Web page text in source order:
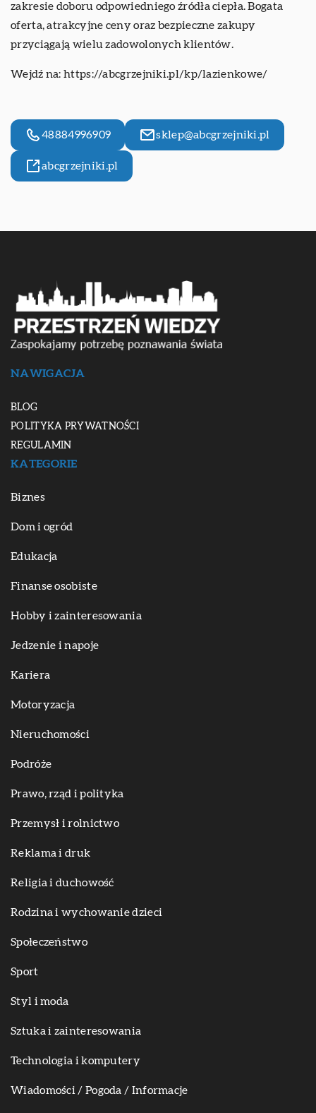
zakresie doboru odpowiedniego źródła ciepła. Bogata
oferta, atrakcyjne ceny oraz bezpieczne zakupy
przyciągają wielu zadowolonych klientów.
Wejdź na: https://abcgrzejniki.pl/kp/lazienkowe/
48884996909 sklep@abcgrzejniki.pl
abcgrzejniki.pl
NAWIGACJA
BLOG
POLITYKA PRYWATNOŚCI
REGULAMIN
KATEGORIE
Biznes
Dom i ogród
Edukacja
Finanse osobiste
Hobby i zainteresowania
Jedzenie i napoje
Kariera
Motoryzacja
Nieruchomości
Podróże
Prawo, rząd i polityka
Przemysł i rolnictwo
Reklama i druk
Religia i duchowość
Rodzina i wychowanie dzieci
Społeczeństwo
Sport
Styl i moda
Sztuka i zainteresowania
Technologia i komputery
Wiadomości / Pogoda / Informacje